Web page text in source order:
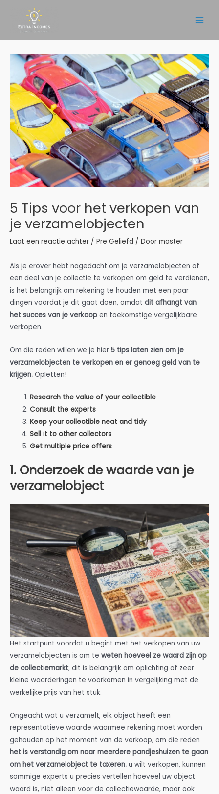
inhoud
5 Tips voor het verkopen van
je verzamelobjecten
Laat een reactie achter / Pre Geliefd / Door master
Als je erover hebt nagedacht om je verzamelobjecten of
een deel van je collectie te verkopen om geld te verdienen,
is het belangrijk om rekening te houden met een paar
dingen voordat je dit gaat doen, omdat dit afhangt van
het succes van je verkoop en toekomstige vergelijkbare
verkopen.
Om die reden willen we je hier 5 tips laten zien om je
verzamelobjecten te verkopen en er genoeg geld van te
krijgen. Opletten!
Research the value of your collectible
Consult the experts
Keep your collectible neat and tidy
Sell it to other collectors
Get multiple price offers
1. Onderzoek de waarde van je
verzamelobject
Het startpunt voordat u begint met het verkopen van uw
verzamelobjecten is om te weten hoeveel ze waard zijn op
de collectiemarkt; dit is belangrijk om oplichting of zeer
kleine waarderingen te voorkomen in vergelijking met de
werkelijke prijs van het stuk.
Ongeacht wat u verzamelt, elk object heeft een
representatieve waarde waarmee rekening moet worden
gehouden op het moment van de verkoop, om die reden
het is verstandig om naar meerdere pandjeshuizen te gaan
om het verzamelobject te taxeren. u wilt verkopen, kunnen
sommige experts u precies vertellen hoeveel uw object
waard is, niet alleen voor de collectiewaarde, maar ook